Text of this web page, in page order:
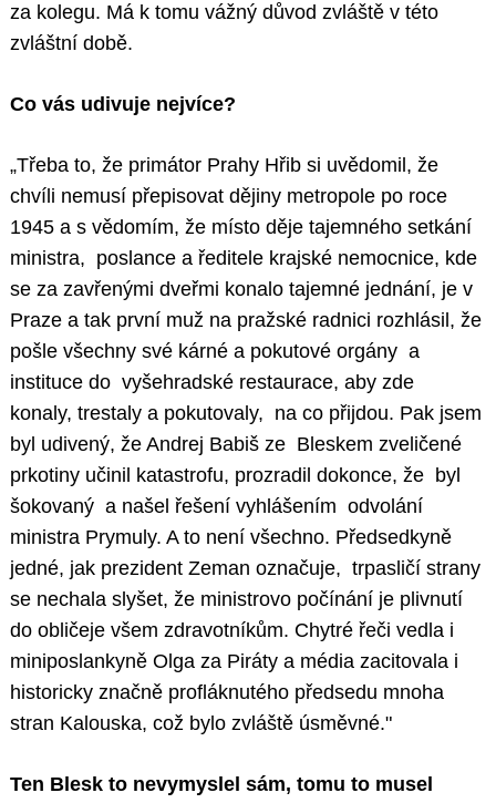
za kolegu. Má k tomu vážný důvod zvláště v této
zvláštní době.
Co vás udivuje nejvíce?
„Třeba to, že primátor Prahy Hřib si uvědomil, že
chvíli nemusí přepisovat dějiny metropole po roce
1945 a s vědomím, že místo děje tajemného setkání
ministra, poslance a ředitele krajské nemocnice, kde
se za zavřenými dveřmi konalo tajemné jednání, je v
Praze a tak první muž na pražské radnici rozhlásil, že
pošle všechny své kárné a pokutové orgány a
instituce do vyšehradské restaurace, aby zde
konaly, trestaly a pokutovaly, na co přijdou. Pak jsem
byl udivený, že Andrej Babiš ze Bleskem zveličené
prkotiny učinil katastrofu, prozradil dokonce, že byl
šokovaný a našel řešení vyhlášením odvolání
ministra Prymuly. A to není všechno. Předsedkyně
jedné, jak prezident Zeman označuje, trpasličí strany
se nechala slyšet, že ministrovo počínání je plivnutí
do obličeje všem zdravotníkům. Chytré řeči vedla i
miniposlankyně Olga za Piráty a média zacitovala i
historicky značně profláknutého předsedu mnoha
stran Kalouska, což bylo zvláště úsměvné."
Ten Blesk to nevymyslel sám, tomu to musel